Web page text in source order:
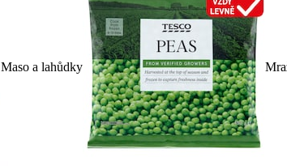
Maso a lahůdky